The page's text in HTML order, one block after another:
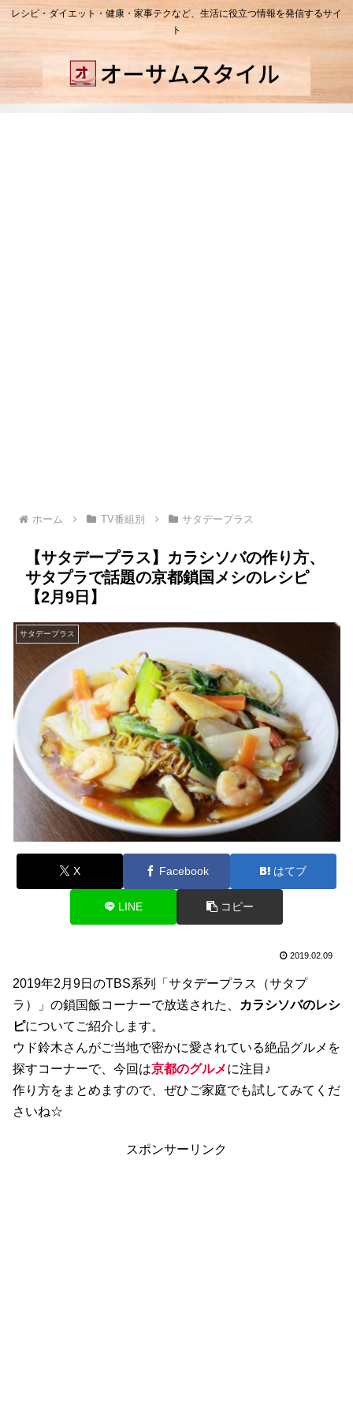
レシピ・ダイエット・健康・家事テクなど、生活に役立つ情報を発信するサイ
ト
ホーム TV番組別 サタデープラス
【サタデープラス】カラシソバの作り方、
サタプラで話題の京都鎖国メシのレシピ
【2月9日】
サタデープラス
X Facebook はてブ
LINE コピー
2019.02.09
2019年2月9日のTBS系列「サタデープラス（サタプ
ラ）」の鎖国飯コーナーで放送された、
カラシソバのレシ
ピについてご紹介します。
ウド鈴木さんがご当地で密かに愛されている絶品グルメを
探すコーナーで、今回は京都のグルメに注目♪
作り方をまとめますので、ぜひご家庭でも試してみてくだ
さいね☆
スポンサーリンク